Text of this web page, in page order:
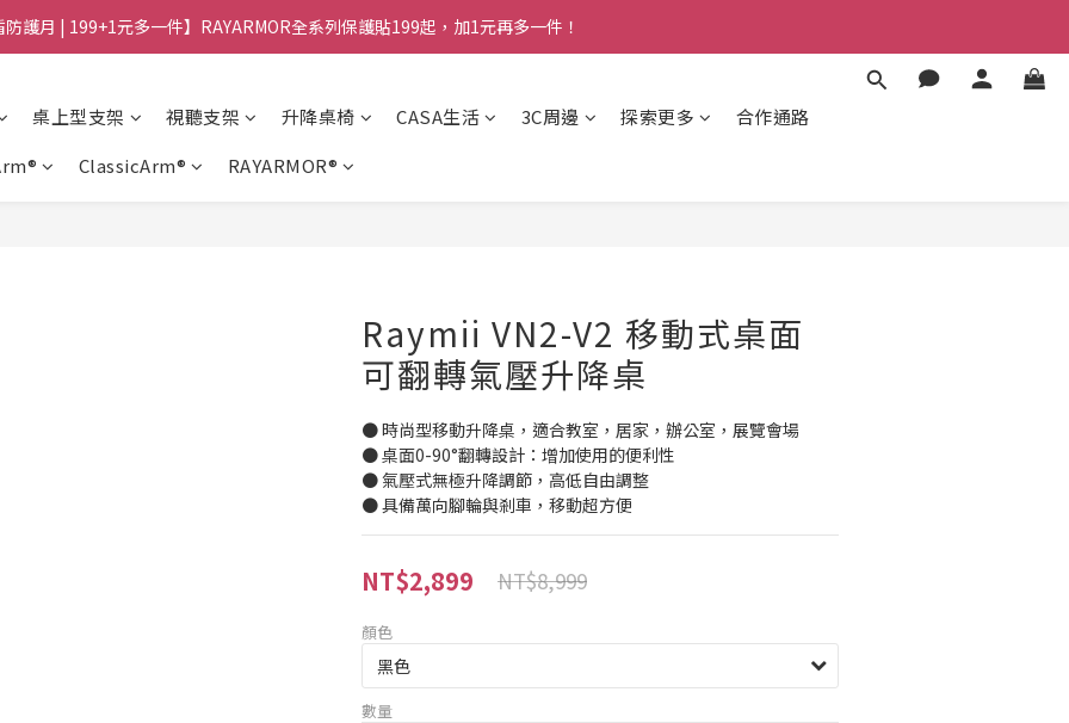
護月 | 199+1元多一件】RAYARMOR全系列保護貼199起，加1元再多一件！
桌上型支架 視聽支架 升降桌椅 CASA生活 3C周邊 探索更多
合作通路
ClassicArm® RAYARMOR®
Raymii VN2-V2 移動式桌面
可翻轉氣壓升降桌
● 時尚型移動升降桌，適合教室，居家，辦公室，展覽會場
● 桌面0-90°翻轉設計：增加使用的便利性
● 氣壓式無極升降調節，高低自由調整
● 具備萬向腳輪與剎車，移動超方便
NT$2,899 NT$8,999
顏色
數量